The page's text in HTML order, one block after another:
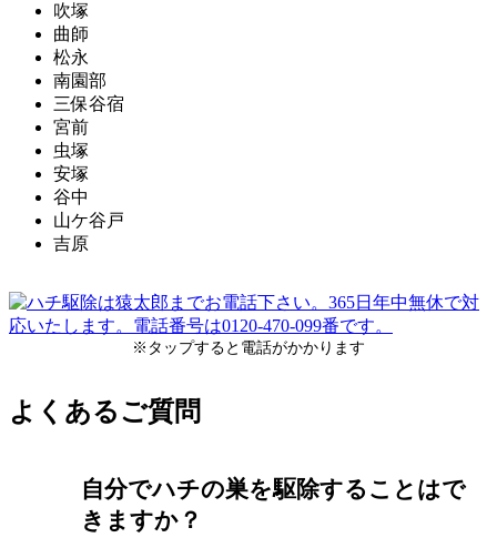
吹塚
曲師
松永
南園部
三保谷宿
宮前
虫塚
安塚
谷中
山ケ谷戸
吉原
※タップすると電話がかかります
よくあるご質問
自分でハチの巣を駆除することはで
きますか？